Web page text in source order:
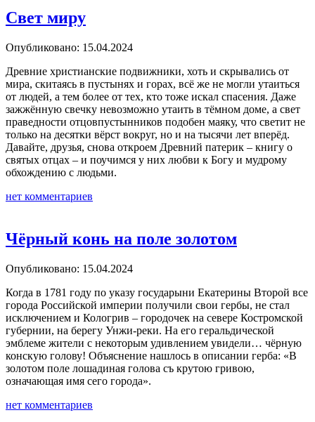
Свет миру
Опубликовано: 15.04.2024
Древние христианские подвижники, хоть и скрывались от
мира, скитаясь в пустынях и горах, всё же не могли утаиться
от людей, а тем более от тех, кто тоже искал спасения. Даже
зажжённую свечку невозможно утаить в тёмном доме, а свет
праведности отцовпустынников подобен маяку, что светит не
только на десятки вёрст вокруг, но и на тысячи лет вперёд.
Давайте, друзья, снова откроем Древний патерик – книгу о
святых отцах – и поучимся у них любви к Богу и мудрому
обхождению с людьми.
нет комментариев
Чёрный конь на поле золотом
Опубликовано: 15.04.2024
Когда в 1781 году по указу государыни Екатерины Второй все
города Российской империи получили свои гербы, не стал
исключением и Кологрив – городочек на севере Костромской
губернии, на берегу Унжи-реки. На его геральдической
эмблеме жители с некоторым удивлением увидели… чёрную
конскую голову! Объяснение нашлось в описании герба: «В
золотом поле лошадиная голова съ крутою гривою,
означающая имя сего города».
нет комментариев